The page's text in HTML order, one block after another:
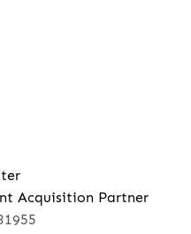
Acquisition Partner